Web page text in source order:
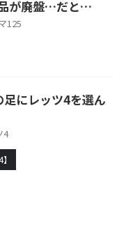
が廃盤…だと…
125
足にレッツ4を選ん
4